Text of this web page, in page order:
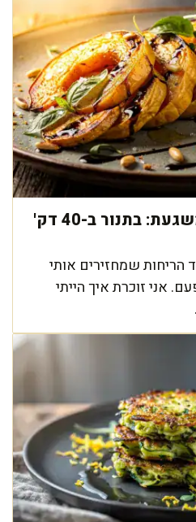
דלורית אנטיפסטי משגעת: בתנור ב-40 דק'
הריחות שמחזירים אותי
אני זוכרת איך הייתי